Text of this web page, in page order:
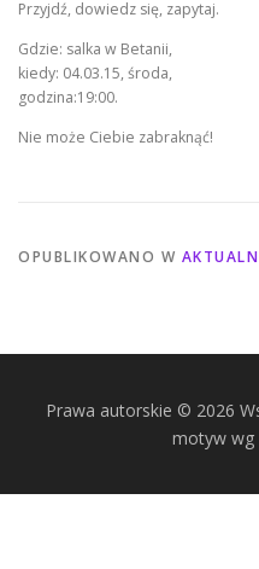
Przyjdź, dowiedz się, zapytaj.
Gdzie: salka w Betanii,
kiedy: 04.03.15, środa,
godzina:19:00.
Nie może Ciebie zabraknąć!
OPUBLIKOWANO W
Prawa autorskie © 2026
motyw wg